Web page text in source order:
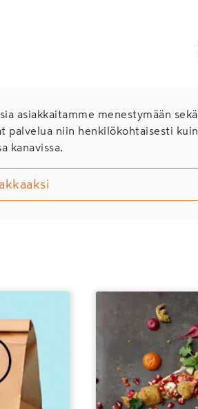
asiakkaitamme menestymään sekä
palvelua niin henkilökohtaisesti kuin
kanavissa.